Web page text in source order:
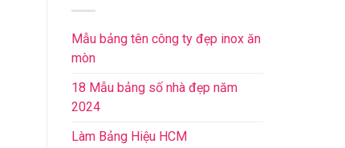
Mẫu bảng tên công ty đẹp inox ăn
mòn
18 Mẫu bảng số nhà đẹp năm
2024
Làm Bảng Hiệu HCM